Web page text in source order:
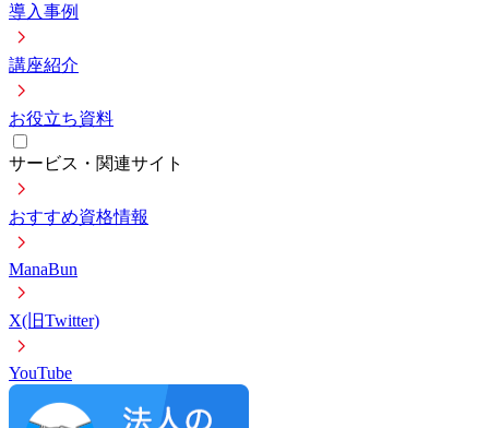
導入事例
講座紹介
お役立ち資料
サービス・関連サイト
おすすめ資格情報
ManaBun
X(旧Twitter)
YouTube